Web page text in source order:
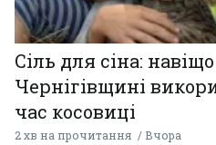
Сіль для сіна:
Чернігівщині
час косовиці
2 хв на прочитання Вчора